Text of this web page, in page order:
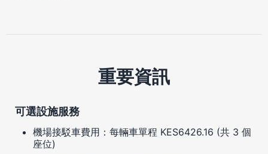
重要資訊
可選設施服務
機場接駁車費用：每輛車單程 KES6426.16 (共 3 個
座位)